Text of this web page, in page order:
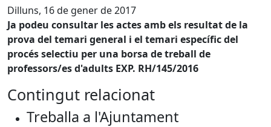
Dilluns, 16 de gener de 2017
Ja podeu consultar les actes amb els resultat de la
prova del temari general i el temari específic del
procés selectiu per una borsa de treball de
professors/es d'adults EXP. RH/145/2016
Contingut relacionat
Treballa a l'Ajuntament